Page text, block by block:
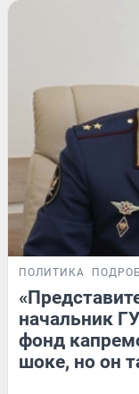
ПОЛИТИКА
начальник
фонд
шоке, но он